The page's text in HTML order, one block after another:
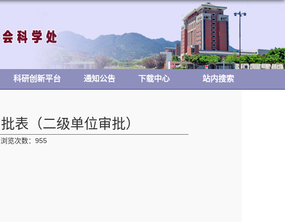
科研创新平台 通知公告 下载中心 站内搜索
表（二级单位审批）
浏览次数： 955